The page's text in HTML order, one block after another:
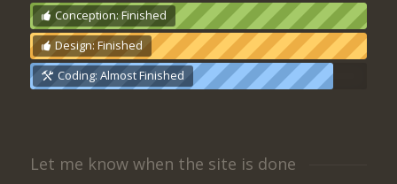
Conception: Finished
Design: Finished
Coding: Almost Finished
Let me know when the site is done